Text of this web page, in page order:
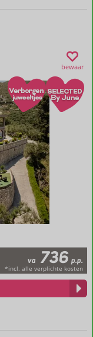
bewaar
va 736 p.p.
*incl. alle verplichte kosten